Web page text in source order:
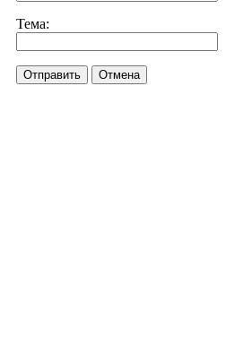
Тема:
Отправить Отмена